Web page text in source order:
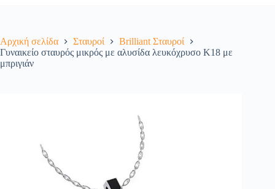
Αρχική σελίδα Σταυροί
Brilliant Σταυροί
Γυναικείο σταυρός μικρός με αλυσίδα λευκόχρυσο Κ18 με
μπριγιάν